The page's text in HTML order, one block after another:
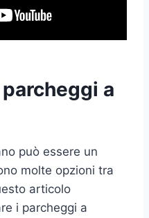
a
può essere un
molte opzioni tra
articolo
i parcheggi a